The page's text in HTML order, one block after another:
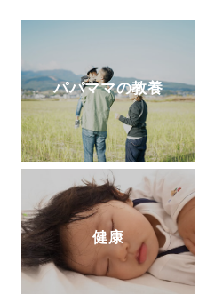
パパママの教養
健康